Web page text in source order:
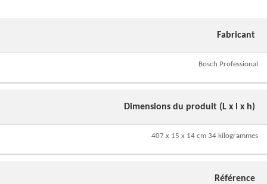
Fabricant
Bosch Professional
Dimensions du produit (L x l x h)
407 x 15 x 14 cm 34 kilogrammes
Référence